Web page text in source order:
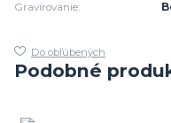
Gravírovanie:
Do obľúbených
Podobné